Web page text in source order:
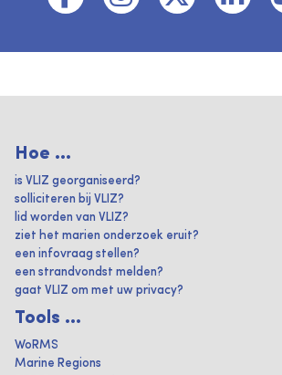
Hoe ...
is VLIZ georganiseerd?
solliciteren bij VLIZ?
lid worden van VLIZ?
ziet het marien onderzoek eruit?
een infovraag stellen?
een strandvondst melden?
gaat VLIZ om met uw privacy?
Tools ...
WoRMS
Marine Regions